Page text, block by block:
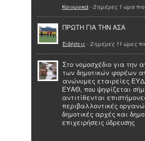
Κοινωνικά- 2 ημέρες 1 ώρα
ΠΡΩΤΗ ΓΙΑ ΤΗΝ ΑΣΑ
Ειδήσεις - 2 ημέρες 11 ώρες
Στο νομοσχέδιο για την
των δημοτικών φορέων
ανώνυμες εταιρείες
ΕΥΑΘ, που ψηφίζεται
αντιτίθενται
περιβαλλοντικές
δημοτικές αρχές και
επιχειρήσεις ύδρευσης